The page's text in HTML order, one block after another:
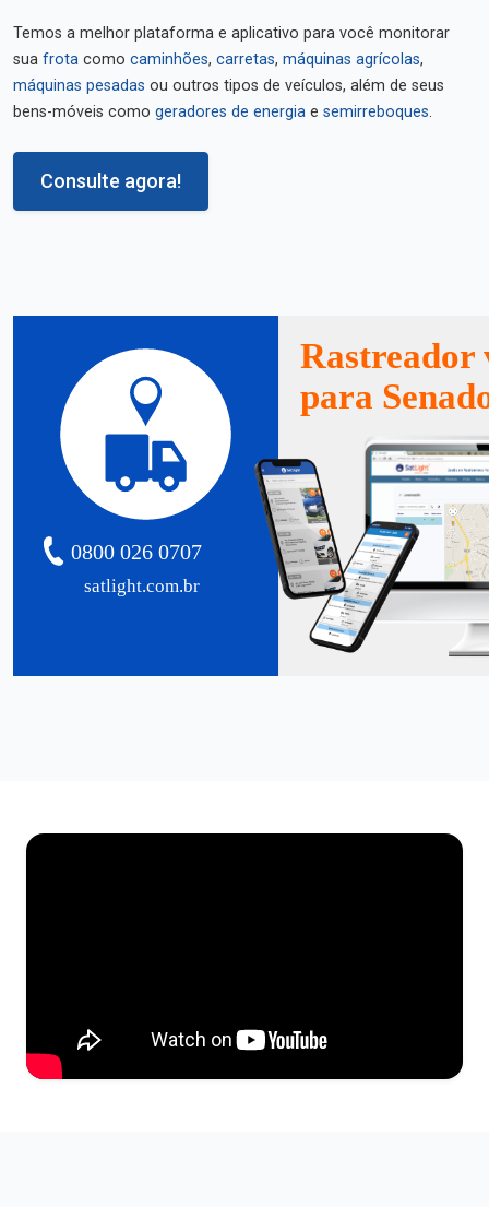
Temos a melhor plataforma e aplicativo para você monitorar
sua frota como caminhões, carretas, máquinas agrícolas,
máquinas pesadas ou outros tipos de veículos, além de seus
bens-móveis como geradores de energia e semirreboques.
Consulte agora!
satlight.com.br
0800 026 0707
Rastreador
para